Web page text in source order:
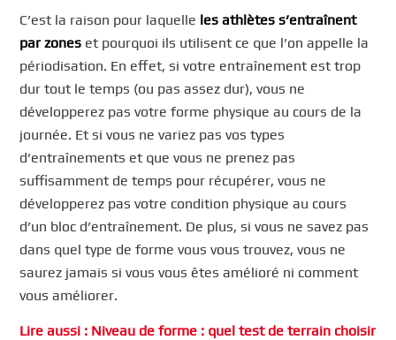
C’est la raison pour laquelle les athlètes s’entraînent
par zones et pourquoi ils utilisent ce que l’on appelle la
périodisation. En effet, si votre entraînement est trop
dur tout le temps (ou pas assez dur), vous ne
développerez pas votre forme physique au cours de la
journée. Et si vous ne variez pas vos types
d’entraînements et que vous ne prenez pas
suffisamment de temps pour récupérer, vous ne
développerez pas votre condition physique au cours
d’un bloc d’entraînement. De plus, si vous ne savez pas
dans quel type de forme vous vous trouvez, vous ne
saurez jamais si vous vous êtes amélioré ni comment
vous améliorer.
Lire aussi : Niveau de forme : quel test de terrain choisir